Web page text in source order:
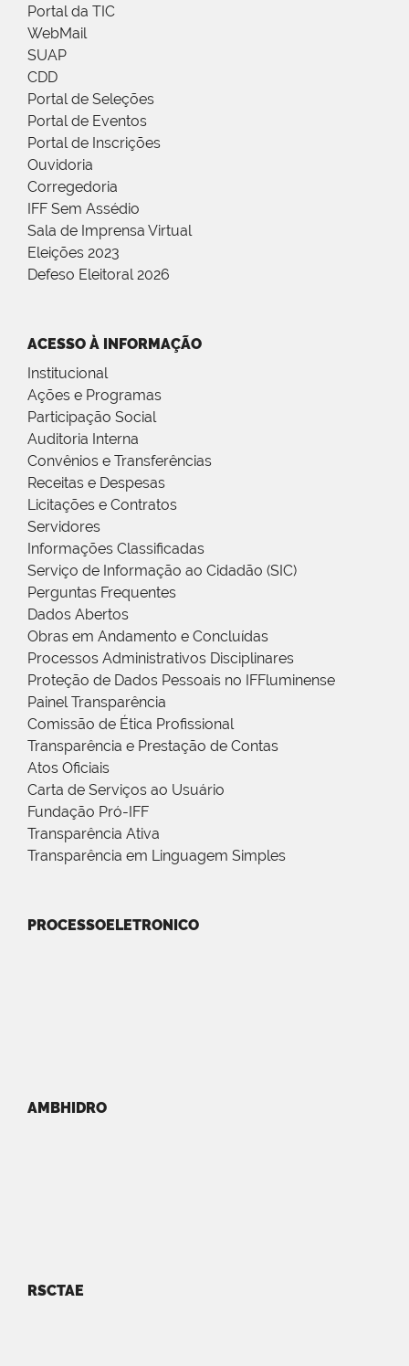
Portal da TIC
WebMail
SUAP
CDD
Portal de Seleções
Portal de Eventos
Portal de Inscrições
Ouvidoria
Corregedoria
IFF Sem Assédio
Sala de Imprensa Virtual
Eleições 2023
Defeso Eleitoral 2026
ACESSO À INFORMAÇÃO
Institucional
Ações e Programas
Participação Social
Auditoria Interna
Convênios e Transferências
Receitas e Despesas
Licitações e Contratos
Servidores
Informações Classificadas
Serviço de Informação ao Cidadão (SIC)
Perguntas Frequentes
Dados Abertos
Obras em Andamento e Concluídas
Processos Administrativos Disciplinares
Proteção de Dados Pessoais no IFFluminense
Painel Transparência
Comissão de Ética Profissional
Transparência e Prestação de Contas
Atos Oficiais
Carta de Serviços ao Usuário
Fundação Pró-IFF
Transparência Ativa
Transparência em Linguagem Simples
PROCESSOELETRONICO
AMBHIDRO
RSCTAE